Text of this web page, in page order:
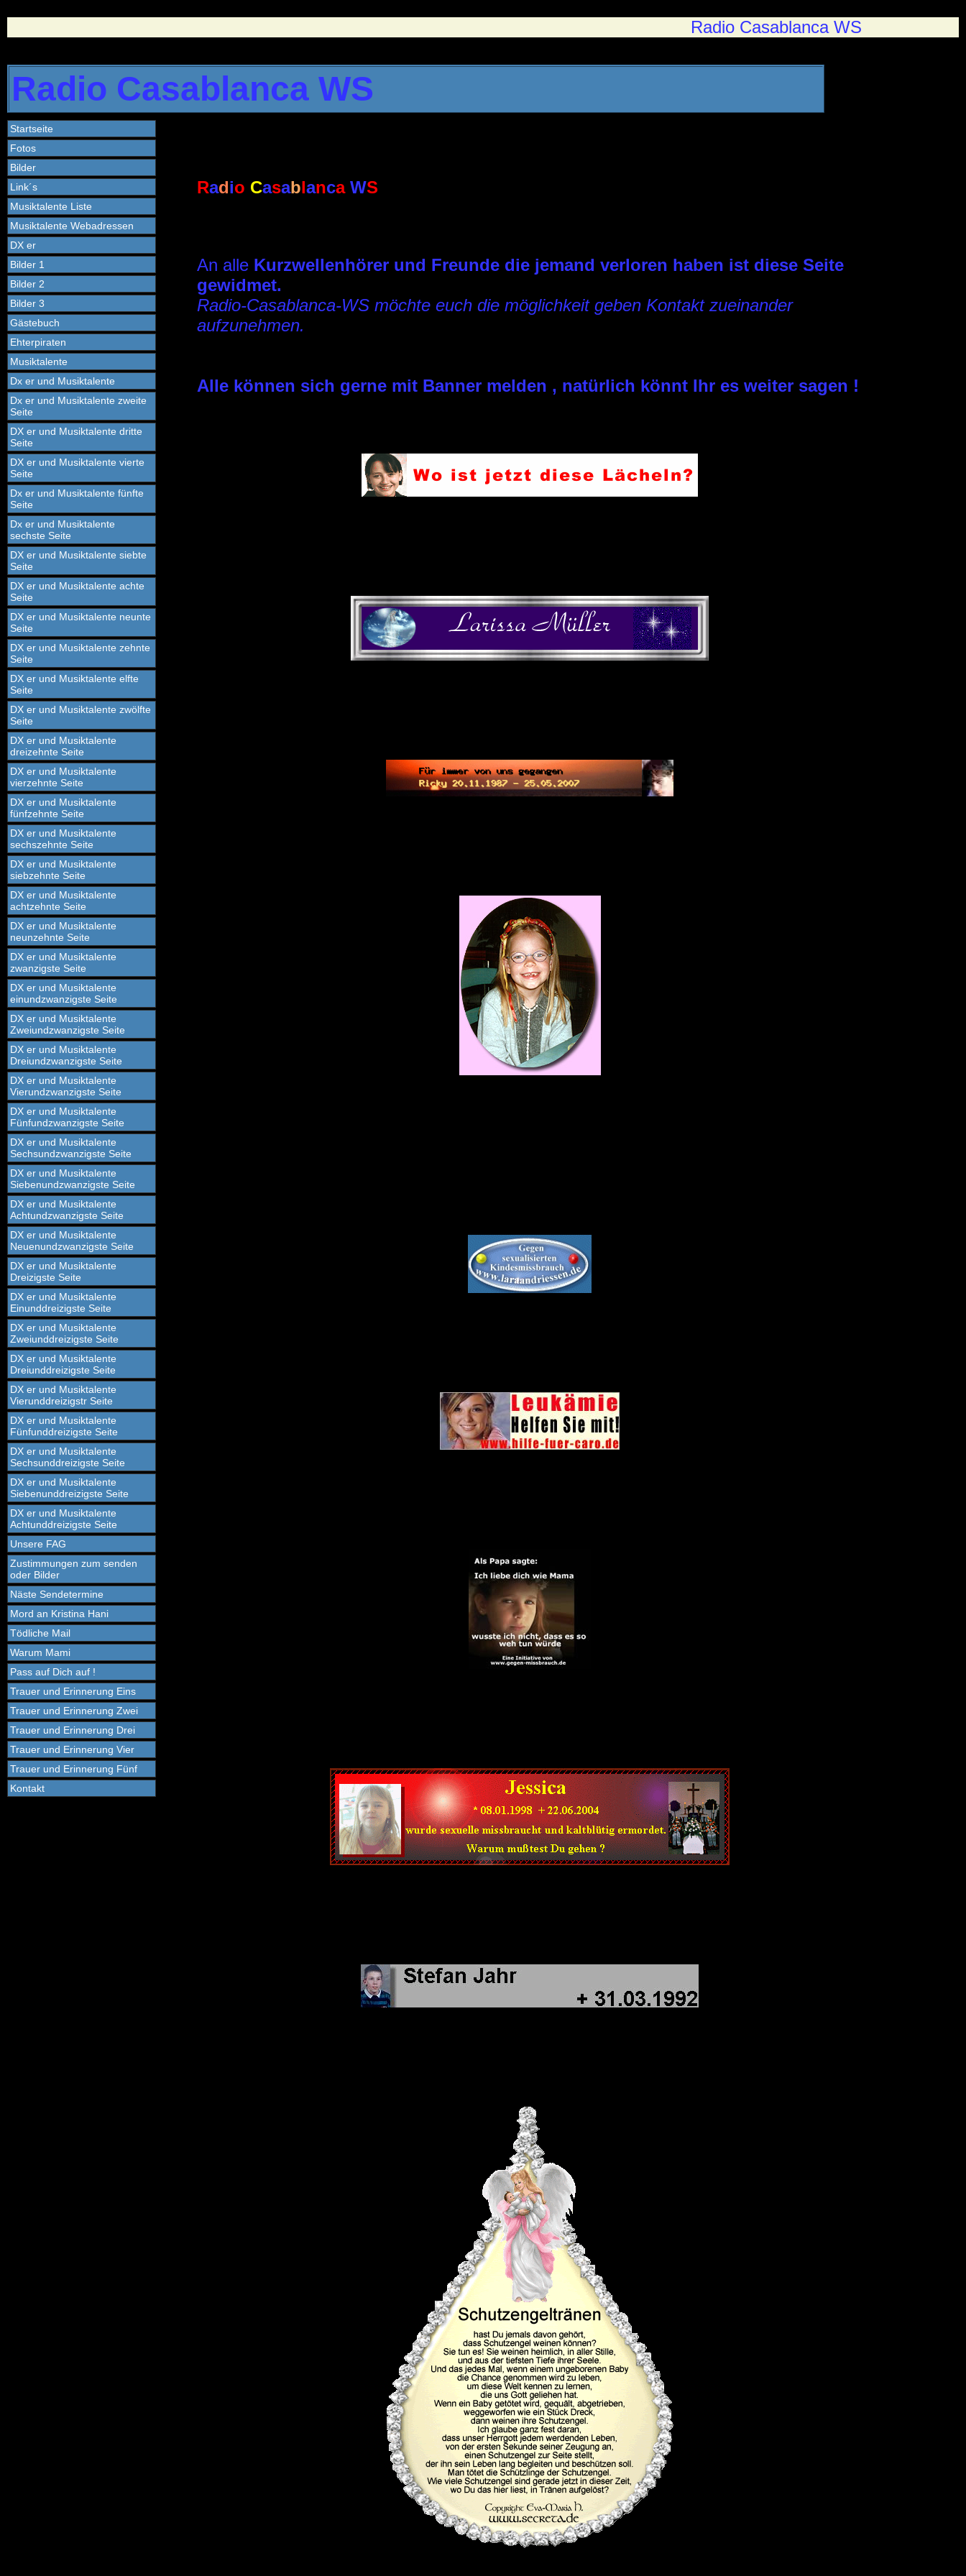
Radio Casablanca WS
Radio Casablanca WS
Startseite
Fotos
Bilder
Link´s
Musiktalente Liste
Musiktalente Webadressen
DX er
Bilder 1
Bilder 2
Bilder 3
Gästebuch
Ehterpiraten
Musiktalente
Dx er und Musiktalente
Dx er und Musiktalente zweite
Seite
DX er und Musiktalente dritte
Seite
DX er und Musiktalente vierte
Seite
Dx er und Musiktalente fünfte
Seite
Dx er und Musiktalente
sechste Seite
DX er und Musiktalente siebte
Seite
DX er und Musiktalente achte
Seite
DX er und Musiktalente neunte
Seite
DX er und Musiktalente zehnte
Seite
DX er und Musiktalente elfte
Seite
DX er und Musiktalente zwölfte
Seite
DX er und Musiktalente
dreizehnte Seite
DX er und Musiktalente
vierzehnte Seite
DX er und Musiktalente
fünfzehnte Seite
DX er und Musiktalente
sechszehnte Seite
DX er und Musiktalente
siebzehnte Seite
DX er und Musiktalente
achtzehnte Seite
DX er und Musiktalente
neunzehnte Seite
DX er und Musiktalente
zwanzigste Seite
DX er und Musiktalente
einundzwanzigste Seite
DX er und Musiktalente
Zweiundzwanzigste Seite
DX er und Musiktalente
Dreiundzwanzigste Seite
DX er und Musiktalente
Vierundzwanzigste Seite
DX er und Musiktalente
Fünfundzwanzigste Seite
DX er und Musiktalente
Sechsundzwanzigste Seite
DX er und Musiktalente
Siebenundzwanzigste Seite
DX er und Musiktalente
Achtundzwanzigste Seite
DX er und Musiktalente
Neuenundzwanzigste Seite
DX er und Musiktalente
Dreizigste Seite
DX er und Musiktalente
Einunddreizigste Seite
DX er und Musiktalente
Zweiunddreizigste Seite
DX er und Musiktalente
Dreiunddreizigste Seite
DX er und Musiktalente
Vierunddreizigstr Seite
DX er und Musiktalente
Fünfunddreizigste Seite
DX er und Musiktalente
Sechsunddreizigste Seite
DX er und Musiktalente
Siebenunddreizigste Seite
DX er und Musiktalente
Achtunddreizigste Seite
Unsere FAG
Zustimmungen zum senden
oder Bilder
Näste Sendetermine
Mord an Kristina Hani
Tödliche Mail
Warum Mami
Pass auf Dich auf !
Trauer und Erinnerung Eins
Trauer und Erinnerung Zwei
Trauer und Erinnerung Drei
Trauer und Erinnerung Vier
Trauer und Erinnerung Fünf
Kontakt
Radio Casablanca WS
An alle Kurzwellenhörer und Freunde die jemand verloren haben ist diese Seite
gewidmet.
Radio-Casablanca-WS möchte euch die möglichkeit geben Kontakt zueinander
aufzunehmen.
Alle können sich gerne mit Banner melden , natürlich könnt Ihr es weiter sagen !